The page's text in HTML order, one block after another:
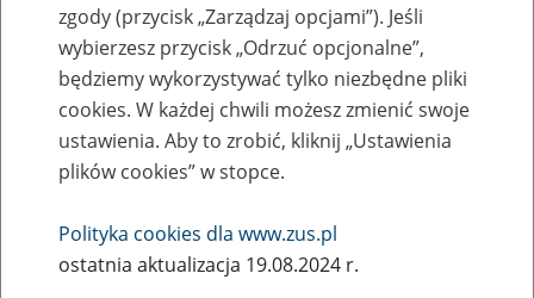
Zaproś ZUS do siebie - zakładanie profili
eZUS w siedzibie Twojej firmy
Rodzaj wydarzenia
Szkolenia
zgody (przycisk „Zarządzaj opcjami”). Jeśli
wybierzesz przycisk „Odrzuć opcjonalne”,
będziemy wykorzystywać tylko niezbędne pliki
cookies. W każdej chwili możesz zmienić swoje
ustawienia. Aby to zrobić, kliknij „Ustawienia
plików cookies” w stopce.
Polityka cookies dla www.zus.pl
ostatnia aktualizacja 19.08.2024 r.